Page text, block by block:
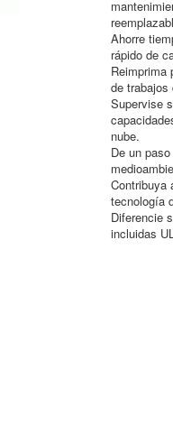
Ahorre
rápido de
Reimprima
de trabajos
Supervise
nube.
De un
Contribuya
tecnología
Diferencie
incluidas